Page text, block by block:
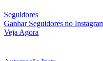
Seguidores
Ganhar Seguidores no
Veja Agora